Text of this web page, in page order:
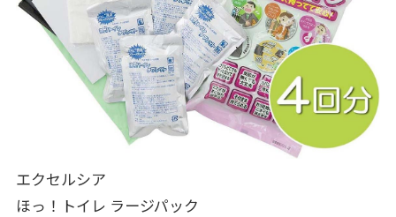
エクセルシア
ほっ！トイレ ラージパック